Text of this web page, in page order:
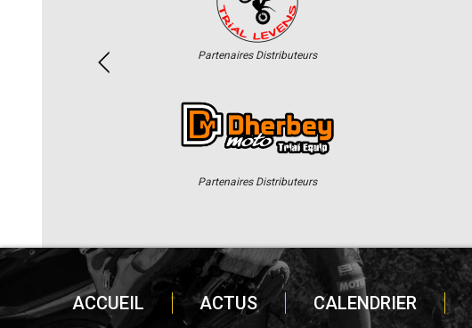
Partenaires Distributeurs
Partenaires Distributeurs
ACCUEIL ACTUS CALENDRIER